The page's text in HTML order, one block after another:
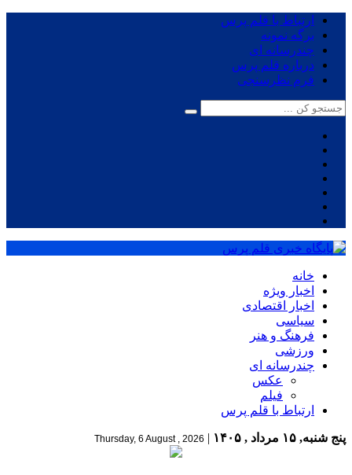
ارتباط با قلم پرس
برگه نمونه
چندرسانه ای
درباره قلم پرس
فرم نظرسنجی
خانه
اخبار ویژه
اخبار اقتصادی
سیاسی
فرهنگ و هنر
ورزشی
چندرسانه ای
عکس
فیلم
ارتباط با قلم پرس
پنج شنبه, ۱۵ مرداد , ۱۴۰۵ |
Thursday, 6 August , 2026